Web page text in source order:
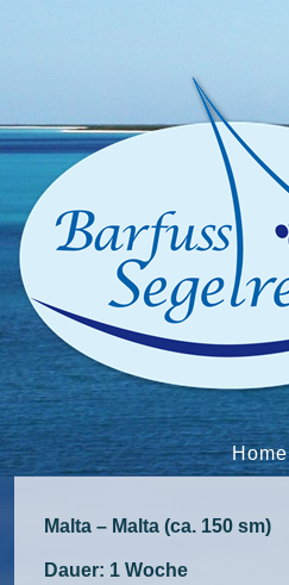
Home
Malta – Malta (ca. 150 sm)
Dauer: 1 Woche